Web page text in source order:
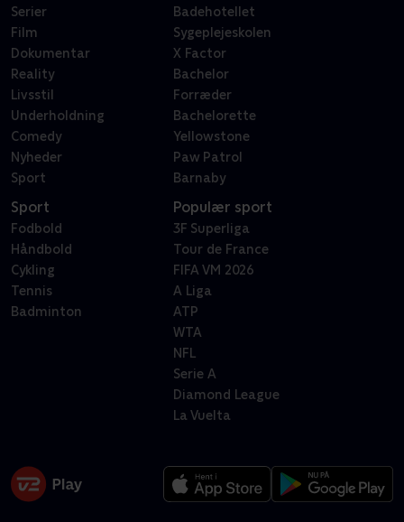
Serier
Film
Dokumentar
Reality
Livsstil
Underholdning
Comedy
Nyheder
Sport
Badehotellet
Sygeplejeskolen
X Factor
Bachelor
Forræder
Bachelorette
Yellowstone
Paw Patrol
Barnaby
Sport
Fodbold
Håndbold
Cykling
Tennis
Badminton
Populær sport
3F Superliga
Tour de France
FIFA VM 2026
A Liga
ATP
WTA
NFL
Serie A
Diamond League
La Vuelta